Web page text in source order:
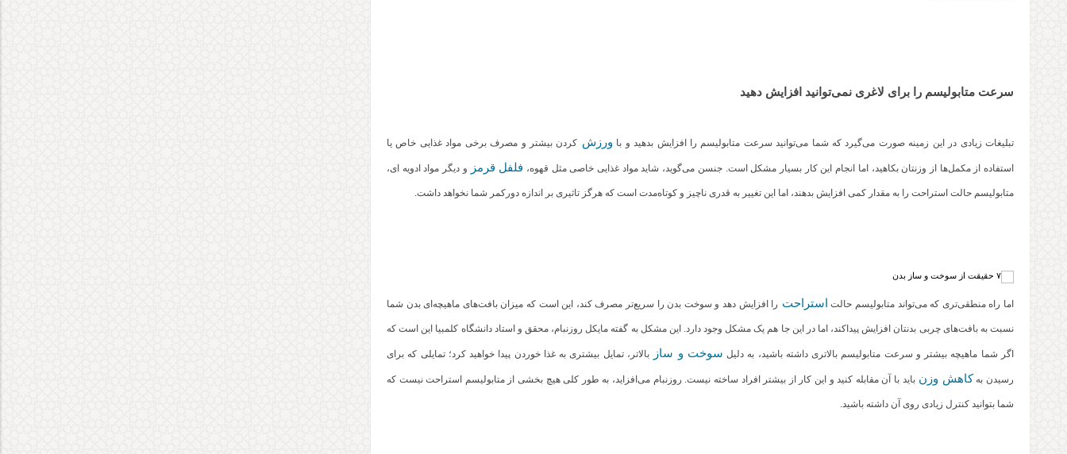
سرعت متابولیسم را برای لاغری نمی‌توانید افزایش دهید
تبلیغات زیادی در این زمینه صورت می‌گیرد که شما می‌توانید سرعت متابولیسم را افزایش بدهید و با ورزش کردن بیشتر و مصرف برخی مواد غذایی خاص یا
استفاده از مکمل‌ها از وزنتان بکاهید، اما انجام این کار بسیار مشکل است. جنسن می‌گوید، شاید مواد غذایی خاصی مثل قهوه، فلفل قرمز و دیگر مواد ادویه ای،
متابولیسم حالت استراحت را به مقدار کمی افزایش بدهند، اما این تغییر به قدری ناچیز و کوتاه‌مدت است که هرگز تاثیری بر اندازه دورکمر شما نخواهد داشت.
اما راه منطقی‌تری که می‌تواند متابولیسم حالت استراحت را افزایش دهد و سوخت بدن را سریع‌تر مصرف کند، این است که میزان بافت‌های ماهیچه‌ای بدن شما
نسبت به بافت‌های چربی بدنتان افزایش پیداکند، اما در این جا هم یک مشکل وجود دارد. این مشکل به گفته مایکل روزنبام، محقق و استاد دانشگاه کلمبیا این است که
اگر شما ماهیچه بیشتر و سرعت متابولیسم بالاتری داشته باشید، به دلیل سوخت و سازبالاتر، تمایل بیشتری به غذا خوردن پیدا خواهید کرد؛‌ تمایلی که برای
رسیدن به کاهش وزنباید با آن مقابله کنید و این کار از بیشتر افراد ساخته نیست. روزنبام می‌افزاید، به طور کلی هیچ بخشی از متابولیسم استراحت نیست که
شما بتوانید کنترل زیادی روی آن داشته باشید.